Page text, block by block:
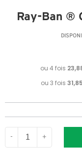
Ray-Ban ®
- +